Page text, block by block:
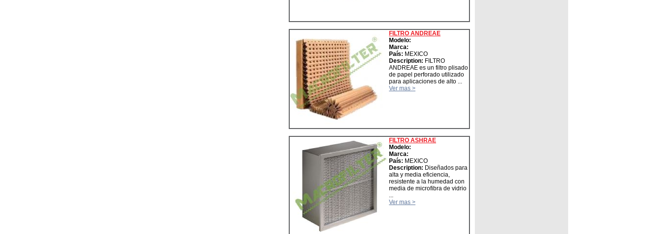
FILTRO ANDREAE
Modelo:
Marca:
País: MEXICO
Description: FILTRO
ANDREAE es un filtro plisado
de papel perforado utilizado
para aplicaciones de alto ...
Ver mas >
FILTRO ASHRAE
Modelo:
Marca:
País: MEXICO
Description: Diseñados para
alta y media eficiencia,
resistente a la humedad con
media de microfibra de vidrio
...
Ver mas >